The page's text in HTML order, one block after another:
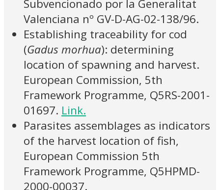
Subvencionado por la Generalitat
Valenciana nº GV-D-AG-02-138/96.
Establishing traceability for cod
(Gadus morhua): determining
location of spawning and harvest.
European Commission, 5th
Framework Programme, Q5RS-2001-
01697. Link.
Parasites assemblages as indicators
of the harvest location of fish,
European Commission 5th
Framework Programme, Q5HPMD-
2000-00037.